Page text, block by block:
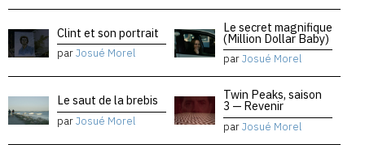
Clint et son portrait
parJosué Morel
Le secret magnifique
(Million Dollar Baby)
parJosué Morel
Le saut de la brebis
parJosué Morel
Twin Peaks, saison
3 — Revenir
parJosué Morel